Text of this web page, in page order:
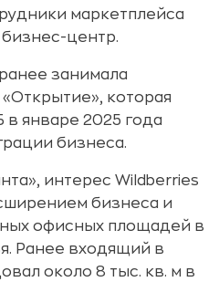
маркетплейса
центр.
занимала
которая
в январе 2025 года
бизнеса.
интерес Wildberries
бизнеса и
офисных площадей в
Ранее входящий в
около 8 тыс. кв. м в